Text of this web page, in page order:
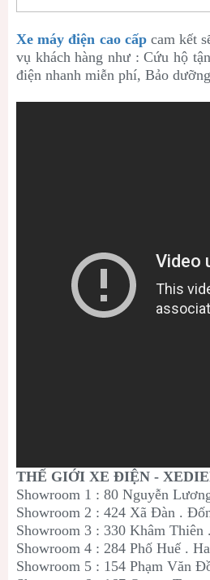
Xe máy điện cao cấpcam kết
vụ khách hàng như : Cứu hộ
điện nhanh miễn phí, Bảo
THẾ GIỚI XE ĐIỆN -
Showroom 1 : 80 Nguyễn
Showroom 2 : 424 Xã Đàn .
Showroom 3 : 330 Khâm
Showroom 4 : 284 Phố Huế .
Showroom 5 : 154 Phạm Văn